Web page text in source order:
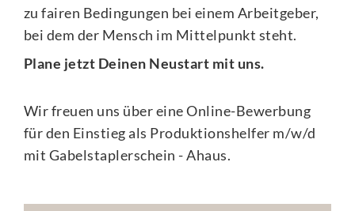
zu fairen Bedingungen bei einem Arbeitgeber,
bei dem der Mensch im Mittelpunkt steht.
Plane jetzt Deinen Neustart mit uns.
Wir freuen uns über eine Online-Bewerbung
für den Einstieg als Produktionshelfer m/w/d
mit Gabelstaplerschein - Ahaus.